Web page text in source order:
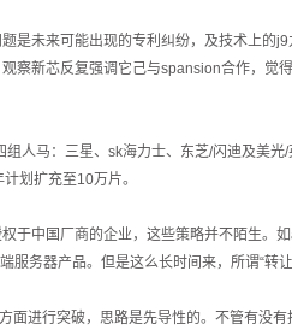
未来可能出现的专利纠纷，及技术上的j9
察新芯反复强调它己与spansion合作，
马：三星、sk海力士、东芝/闪迪及美光/
划扩充至10万片。
中国厂商的企业，这些策略并不陌生。如
服务器产品。但是这么长时间来，所谓“转
进行突破，思路是先导性的。不管有没有